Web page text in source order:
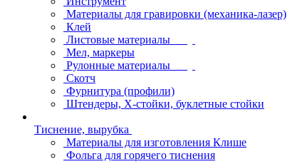
Материалы для гравировки (механика-лазер)
Клей
Листовые материалы
Мел, маркеры
Рулонные материалы
Скотч
Фурнитура (профили)
Штендеры, Х-стойки, буклетные стойки
Тиснение, вырубка
Материалы для изготовления Клише
Фольга для горячего тиснения